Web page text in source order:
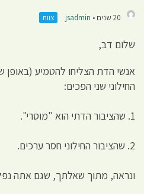
20 שנים • jsadmin צוות
שלום דב,
אנשי הדת הצליחו להטמיע (באופן
החילוני שני הפכים:
1. שהציבור הדתי הוא "מוסרי".
2. שהציבור החילוני חסר ערכים.
ונראה, מתוך שאלתך, שגם אתה